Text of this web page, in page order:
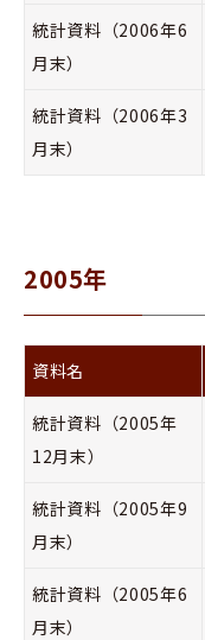
統計資料（2006年6
月末）
統計資料（2006年3
月末）
2005年
資料名
統計資料（2005年
12月末）
統計資料（2005年9
月末）
統計資料（2005年6
月末）